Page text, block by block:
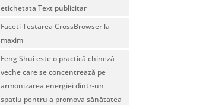
etichetata Text publicitar
Faceti Testarea CrossBrowser la
maxim
Feng Shui este o practică chineză
veche care se concentrează pe
armonizarea energiei dintr-un
spațiu pentru a promova sănătatea